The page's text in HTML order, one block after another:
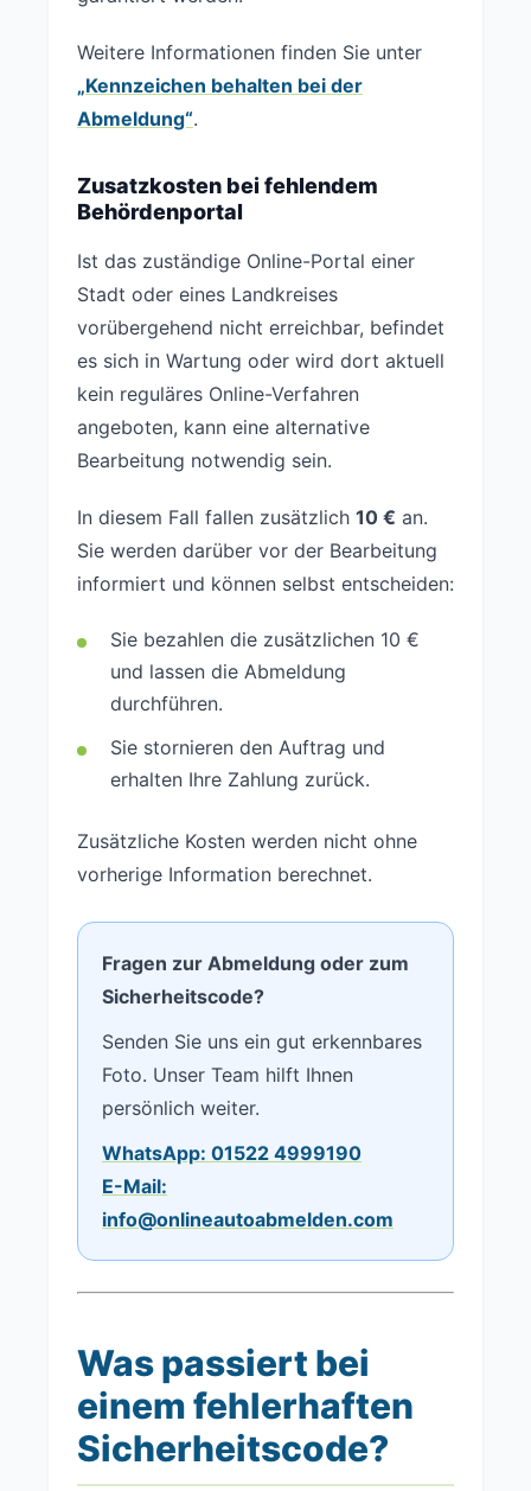
Weitere Informationen finden Sie unter
„Kennzeichen behalten bei der
Abmeldung“.
Zusatzkosten bei fehlendem
Behördenportal
Ist das zuständige Online-Portal einer
Stadt oder eines Landkreises
vorübergehend nicht erreichbar, befindet
es sich in Wartung oder wird dort aktuell
kein reguläres Online-Verfahren
angeboten, kann eine alternative
Bearbeitung notwendig sein.
In diesem Fall fallen zusätzlich 10 € an.
Sie werden darüber vor der Bearbeitung
informiert und können selbst entscheiden:
Sie bezahlen die zusätzlichen 10 €
und lassen die Abmeldung
durchführen.
Sie stornieren den Auftrag und
erhalten Ihre Zahlung zurück.
Zusätzliche Kosten werden nicht ohne
vorherige Information berechnet.
Fragen zur Abmeldung oder zum
Sicherheitscode?
Senden Sie uns ein gut erkennbares
Foto. Unser Team hilft Ihnen
persönlich weiter.
WhatsApp: 01522 4999190
E-Mail:
info@onlineautoabmelden.com
Was passiert bei
einem fehlerhaften
Sicherheitscode?